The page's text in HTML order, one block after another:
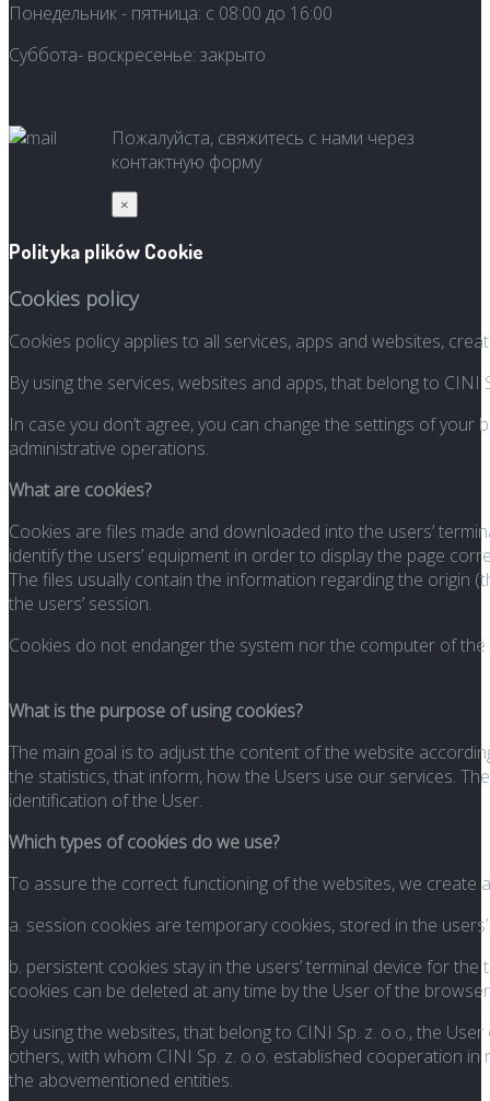
Понедельник - пятница: с 08:00 до 16:00
Суббота- воскресенье: закрыто
Пожалуйста, свяжитесь с нами через
контактную форму
×
Polityka plików Cookie
Cookies policy
Cookies policy applies to all services, apps and websites,
By using the services, websites and apps, that belong to
In case you don’t agree, you can change the settings of
administrative operations.
What are cookies?
Cookies are files made and downloaded into the users’
identify the users’ equipment in order to display the page
The files usually contain the information regarding the origin
the users’ session.
Cookies do not endanger the system nor the computer of the
What is the purpose of using cookies?
The main goal is to adjust the content of the website
the statistics, that inform, how the Users use our services.
identification of the User.
Which types of cookies do we use?
To assure the correct functioning of the websites, we create
a. session cookies are temporary cookies, stored in the
b. persistent cookies stay in the users’ terminal device for
cookies can be deleted at any time by the User of the
By using the websites, that belong to CINI Sp. z. o.o., the
others, with whom CINI Sp. z. o.o. established cooperation
the abovementioned entities.